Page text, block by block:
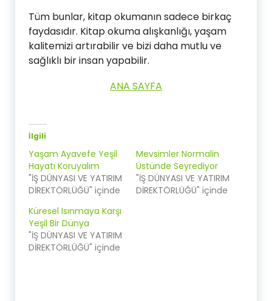
Tüm bunlar, kitap okumanın sadece birkaç
faydasıdır. Kitap okuma alışkanlığı, yaşam
kalitemizi artırabilir ve bizi daha mutlu ve
sağlıklı bir insan yapabilir.
ANA SAYFA
İlgili
Yaşam Ayavefe Yeşil
Hayatı Koruyalım
"İŞ DÜNYASI VE YATIRIM
DİREKTÖRLÜĞÜ" içinde
Mevsimler Normalin
Üstünde Seyrediyor
"İŞ DÜNYASI VE YATIRIM
DİREKTÖRLÜĞÜ" içinde
Küresel Isınmaya Karşı
Yeşil Bir Dünya
"İŞ DÜNYASI VE YATIRIM
DİREKTÖRLÜĞÜ" içinde